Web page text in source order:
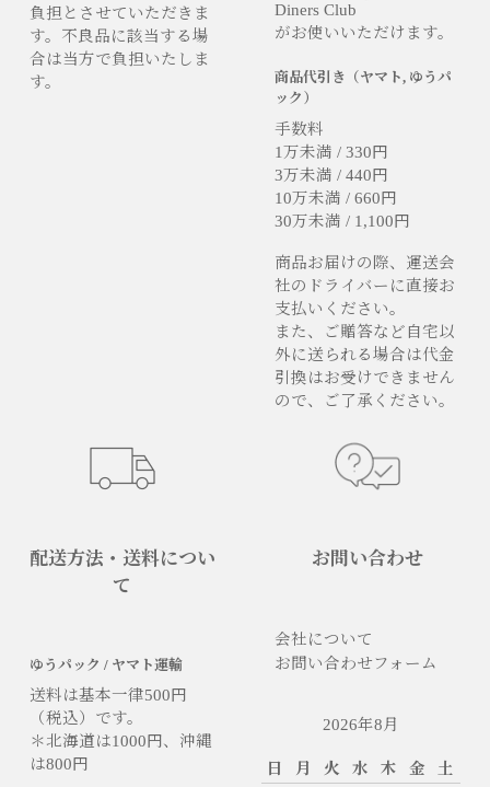
負担とさせていただきま
す。不良品に該当する場
合は当方で負担いたしま
す。
Diners Club
がお使いいただけます。
商品代引き（ヤマト, ゆうパ
ック）
手数料
1万未満 / 330円
3万未満 / 440円
10万未満 / 660円
30万未満 / 1,100円
商品お届けの際、運送会
社のドライバーに直接お
支払いください。
また、ご贈答など自宅以
外に送られる場合は代金
引換はお受けできません
ので、ご了承ください。
配送方法・送料につい
て
ゆうパック / ヤマト運輸
送料は基本一律500円
（税込）です。
＊北海道は1000円、沖縄
は800円
お問い合わせ
会社について
お問い合わせフォーム
2026年8月
日 月 火 水 木 金
土